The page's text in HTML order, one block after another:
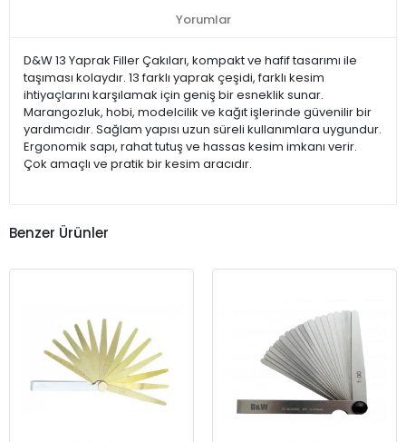
Yorumlar
D&W 13 Yaprak Filler Çakıları, kompakt ve hafif tasarımı ile
taşıması kolaydır. 13 farklı yaprak çeşidi, farklı kesim
ihtiyaçlarını karşılamak için geniş bir esneklik sunar.
Marangozluk, hobi, modelcilik ve kağıt işlerinde güvenilir bir
yardımcıdır. Sağlam yapısı uzun süreli kullanımlara uygundur.
Ergonomik sapı, rahat tutuş ve hassas kesim imkanı verir.
Çok amaçlı ve pratik bir kesim aracıdır.
Benzer Ürünler